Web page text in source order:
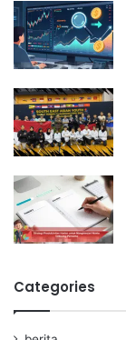
Categories